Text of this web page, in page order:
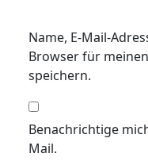
Name, E-Mail-
Browser für
speichern.
Benachrichtige
Mail.